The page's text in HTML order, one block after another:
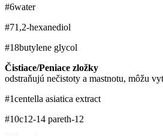
#6water
#71,2-hexanediol
#18butylene glycol
Čistiace/Peniace zložky
odstraňujú nečistoty a mastnotu, môžu
#1centella asiatica extract
#10c12-14 pareth-12